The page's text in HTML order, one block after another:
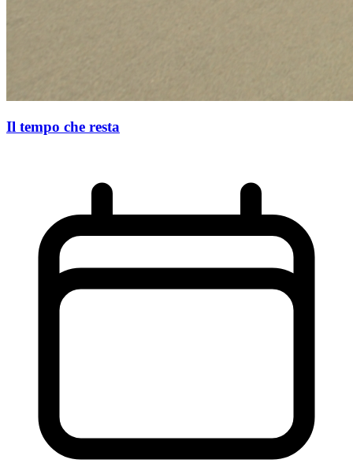
Il tempo che resta